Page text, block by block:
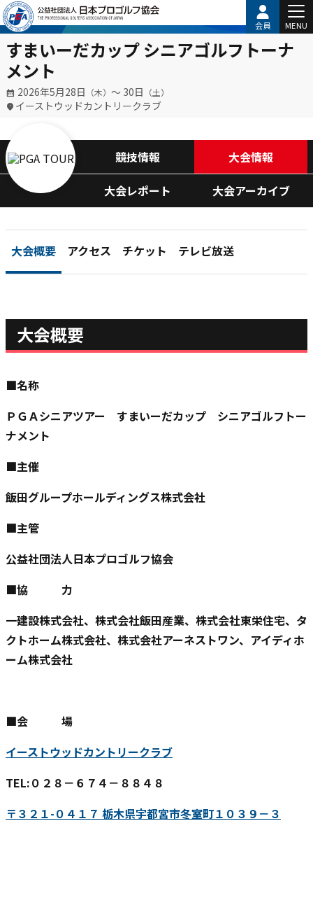
会員 MENU
すまいーだカップ シニアゴルフトーナ
メント
2026年5月28日 （木） 〜 30日 （土）
イーストウッドカントリークラブ
競技情報
大会情報
大会レポート
大会アーカイブ
大会概要 アクセス チケット テレビ放送
大会概要
■名称
ＰＧＡシニアツアー すまいーだカップ シニアゴルフトー
ナメント
■主催
飯田グループホールディングス株式会社
■主管
公益社団法人日本プロゴルフ協会
■協 力
一建設株式会社、株式会社飯田産業、株式会社東栄住宅、タ
クトホーム株式会社、株式会社アーネストワン、アイディホ
ーム株式会社
■会 場
イーストウッドカントリークラブ
TEL:０２８－６７４－８８４８
〒３２１-０４１７ 栃木県宇都宮市冬室町１０３９－３